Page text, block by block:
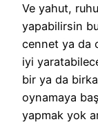
Ve yahut,
yapabilirsin
cennet ya da
iyi
bir ya da
oynamaya
yapmak yok